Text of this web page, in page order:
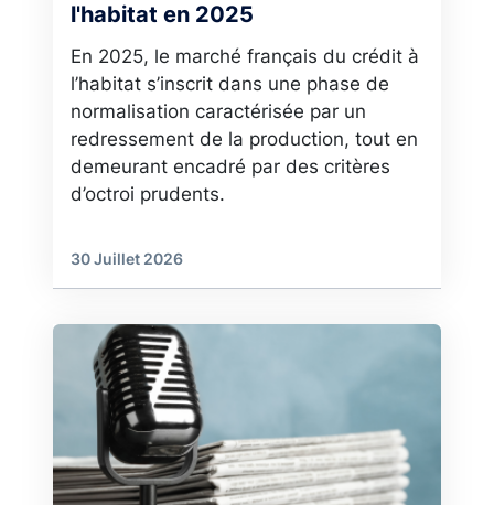
l'habitat en 2025
En 2025, le marché français du crédit à
l’habitat s’inscrit dans une phase de
normalisation caractérisée par un
redressement de la production, tout en
demeurant encadré par des critères
d’octroi prudents.
30 Juillet 2026
Image